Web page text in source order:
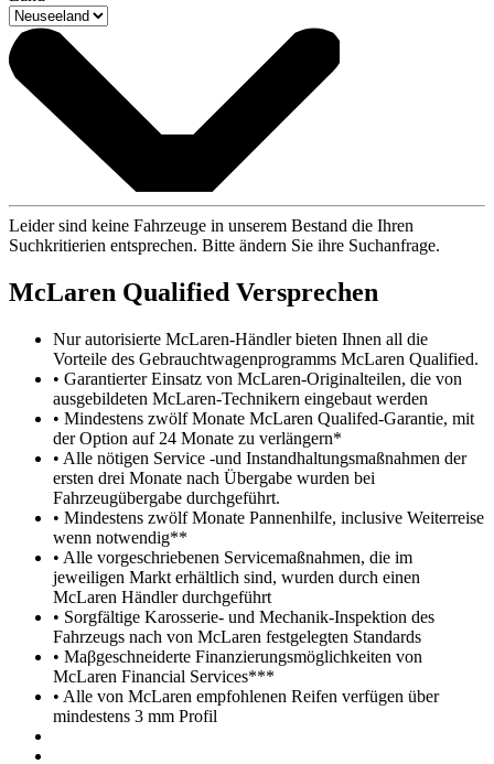
Leider sind keine Fahrzeuge in unserem Bestand die Ihren
Suchkritierien entsprechen. Bitte ändern Sie ihre Suchanfrage.
McLaren Qualified Versprechen
Nur autorisierte McLaren-Händler bieten Ihnen all die
Vorteile des Gebrauchtwagenprogramms McLaren Qualified.
• Garantierter Einsatz von McLaren-Originalteilen, die von
ausgebildeten McLaren-Technikern eingebaut werden
• Mindestens zwölf Monate McLaren Qualifed-Garantie, mit
der Option auf 24 Monate zu verlängern*
• Alle nötigen Service -und Instandhaltungsmaßnahmen der
ersten drei Monate nach Übergabe wurden bei
Fahrzeugübergabe durchgeführt.
• Mindestens zwölf Monate Pannenhilfe, inclusive Weiterreise
wenn notwendig**
• Alle vorgeschriebenen Servicemaßnahmen, die im
jeweiligen Markt erhältlich sind, wurden durch einen
McLaren Händler durchgeführt
• Sorgfältige Karosserie- und Mechanik-Inspektion des
Fahrzeugs nach von McLaren festgelegten Standards
• Maβgeschneiderte Finanzierungsmöglichkeiten von
McLaren Financial Services***
• Alle von McLaren empfohlenen Reifen verfügen über
mindestens 3 mm Profil